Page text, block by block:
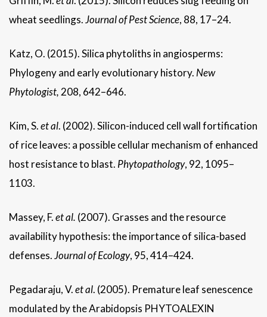
wheat seedlings.Journal of Pest Science, 88, 17–24.
Katz, O. (2015). Silica phytoliths in angiosperms:
Phylogeny and early evolutionary history. New
Phytologist, 208, 642–646.
Kim, S.et al. (2002). Silicon-induced cell wall fortification
of rice leaves: a possible cellular mechanism of enhanced
host resistance to blast. Phytopathology, 92, 1095–
1103.
Massey, F.et al. (2007). Grasses and the resource
availability hypothesis: the importance of silica-based
defenses.Journal of Ecology, 95, 414–424.
Pegadaraju, V.et al. (2005). Premature leaf senescence
modulated by the Arabidopsis PHYTOALEXIN